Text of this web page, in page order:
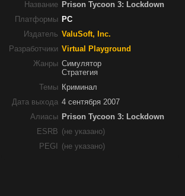
Название Prison Tycoon 3: Lockdown
Платформы PC
Издатель ValuSoft, Inc.
Разработчики Virtual Playground
Жанры Симулятор
Стратегия
Темы Криминал
Дата выхода 4 сентября 2007
Алиасы Prison Tycoon 3: Lockdown
ESRB (не указано)
PEGI
(не указано)